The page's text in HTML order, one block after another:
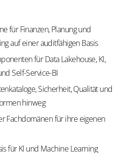
für Finanzen, Planung und
auf einer auditfähigen Basis
für Data Lakehouse, KI,
Self-Service-BI
Sicherheit, Qualität und
hinweg
Fachdomänen für ihre eigenen
für KI und Machine Learning